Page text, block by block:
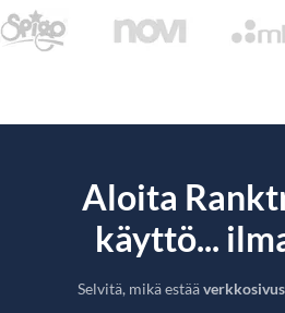
Aloita
käyttö...
Selvitä, mikä estää